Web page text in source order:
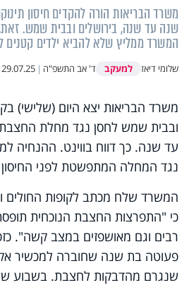
משרד הבריאות הורה להקדים חיסון
שנה עד שנה, בירושלים ובבית שמש.
המשרד ממליץ שלא להביא ילדים קטנים
שלומי דיאז למעקב ד' אב התשפ"ה |
29.07.25
משרד הבריאות יצא היום (שלישי)
ובבית שמש לחסן נגד מחלת החצבת
עד שנה. כך דווח בווינט. ההנחיה
נגד המחלה המתפשטת לפני
המשרד שלח מכתב לקופות החולים
כי "התפרצות החצבת הנוכחית
רבים וגם מאושפזים במצב קשה".
פעוטה בת שנה שחוברה למכשיר
שנגרם מהדבקות לחצבת. בשבוע